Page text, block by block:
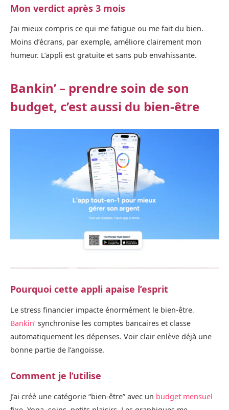
Mon verdict après 3 mois
J’ai mieux compris ce qui me fatigue ou me fait du bien.
Moins d’écrans, par exemple, améliore clairement mon
humeur. L’appli est gratuite et sans pub envahissante.
Bankin’ – prendre soin de son
budget, c’est aussi du bien-être
Pourquoi cette appli apaise l’esprit
Le stress financier impacte énormément le bien-être.
Bankin’ synchronise les comptes bancaires et classe
automatiquement les dépenses. Voir clair enlève déjà une
bonne partie de l’angoisse.
Comment je l’utilise
J’ai créé une catégorie “bien‑être” avec un budget mensuel